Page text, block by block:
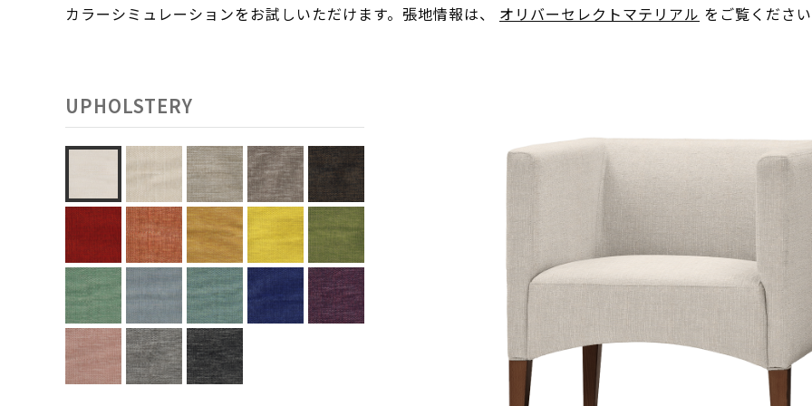
カラーシミュレーションをお試しいただけます。張地情報は、 オリバーセレクトマテリアル をご覧くださ
UPHOLSTERY